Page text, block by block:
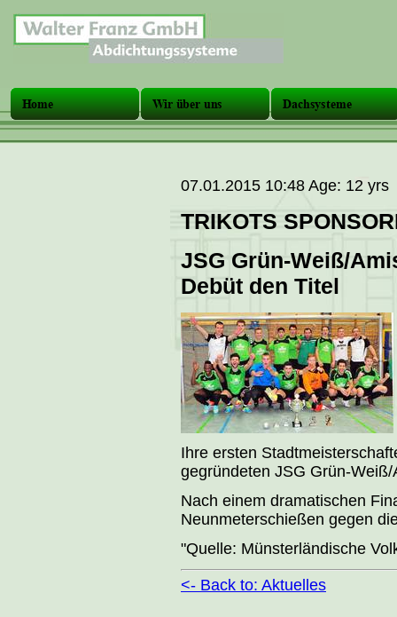
07.01.2015 10:48 Age: 12 yrs
TRIKOTS
JSG Grün-Weiß/
Debüt den Titel
Ihre ersten
gegründeten JSG Grün-
Nach einem dramatischen
Neunmeterschießen gegen
"Quelle: Münsterländische
<- Back to: Aktuelles